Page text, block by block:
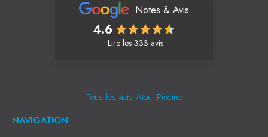
Notes & Avis
4.6
Lire les 333 avis
Tous les avis Atout Piscine
NAVIGATION